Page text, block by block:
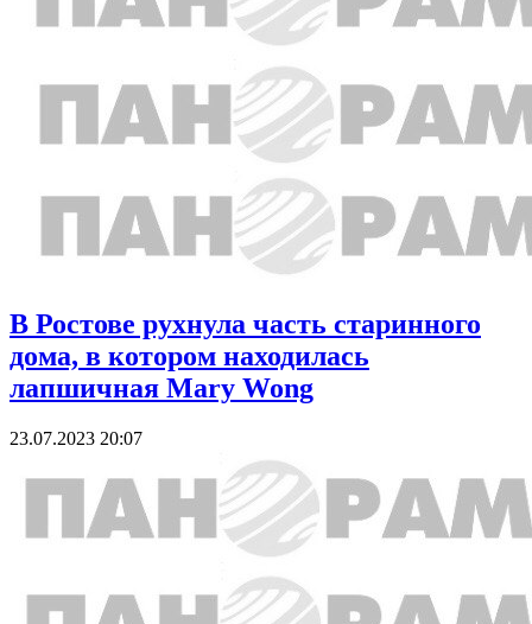
В Ростове рухнула часть старинного
дома, в котором находилась
лапшичная Mary Wong
23.07.2023 20:07